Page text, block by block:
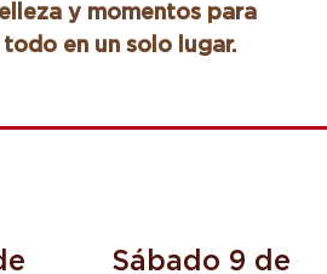
y momentos para
en un solo lugar.
Sábado 9 de